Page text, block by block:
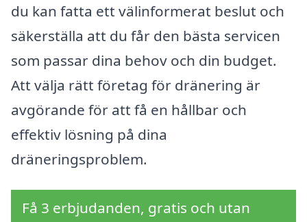
du kan fatta ett välinformerat beslut och
säkerställa att du får den bästa servicen
som passar dina behov och din budget.
Att välja rätt företag för dränering är
avgörande för att få en hållbar och
effektiv lösning på dina
dräneringsproblem.
Få 3 erbjudanden, gratis och utan